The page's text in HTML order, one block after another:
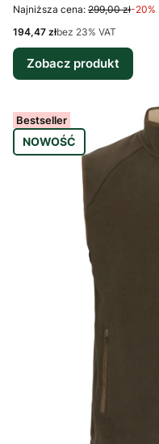
Najniższa cena: 299,00 zł-20%
Cena netto
194,47 złbez 23% VAT
Zobacz produkt
Bestseller
NOWOŚĆ